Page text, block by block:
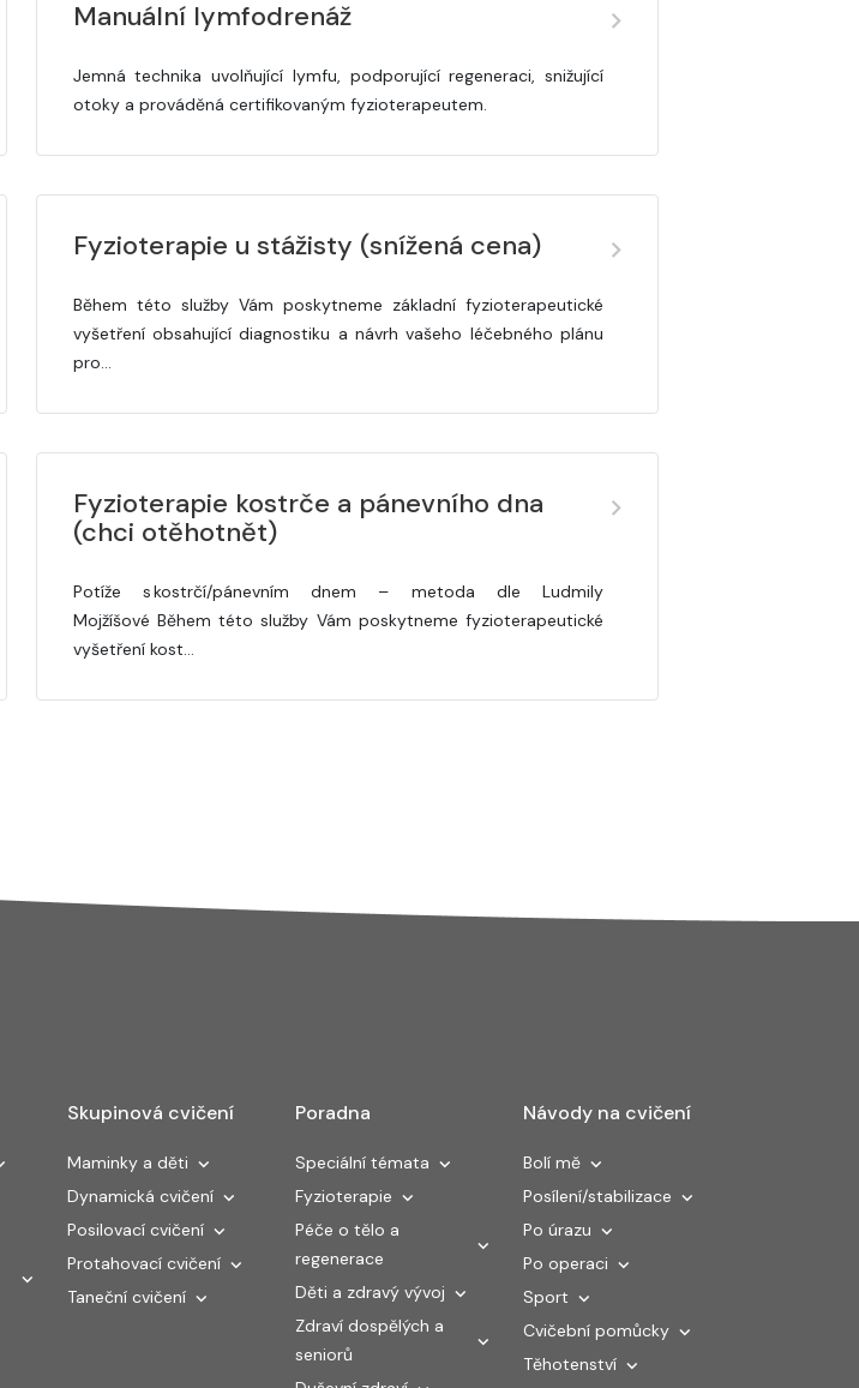
Manuální lymfodrenáž
Jemná technika uvolňující lymfu, podporující regeneraci, snižující
otoky a prováděná certifikovaným fyzioterapeutem.
Fyzioterapie u stážisty (snížená cena)
Během této služby Vám poskytneme základní fyzioterapeutické
vyšetření obsahující diagnostiku a návrh vašeho léčebného plánu
pro…
Fyzioterapie kostrče a pánevního dna
(chci otěhotnět)
Potíže s kostrčí/pánevním dnem – metoda dle Ludmily
Mojžíšové Během této služby Vám poskytneme fyzioterapeutické
vyšetření kost…
Skupinová cvičení
Maminky a děti
Dynamická cvičení
Posilovací cvičení
Protahovací cvičení
Taneční cvičení
Poradna
Speciální témata
Fyzioterapie
Péče o tělo a
regenerace
Děti a zdravý vývoj
Zdraví dospělých a
seniorů
Návody na cvičení
Bolí mě
Posílení/stabilizace
Po úrazu
Po operaci
Sport
Cvičební pomůcky
Těhotenství